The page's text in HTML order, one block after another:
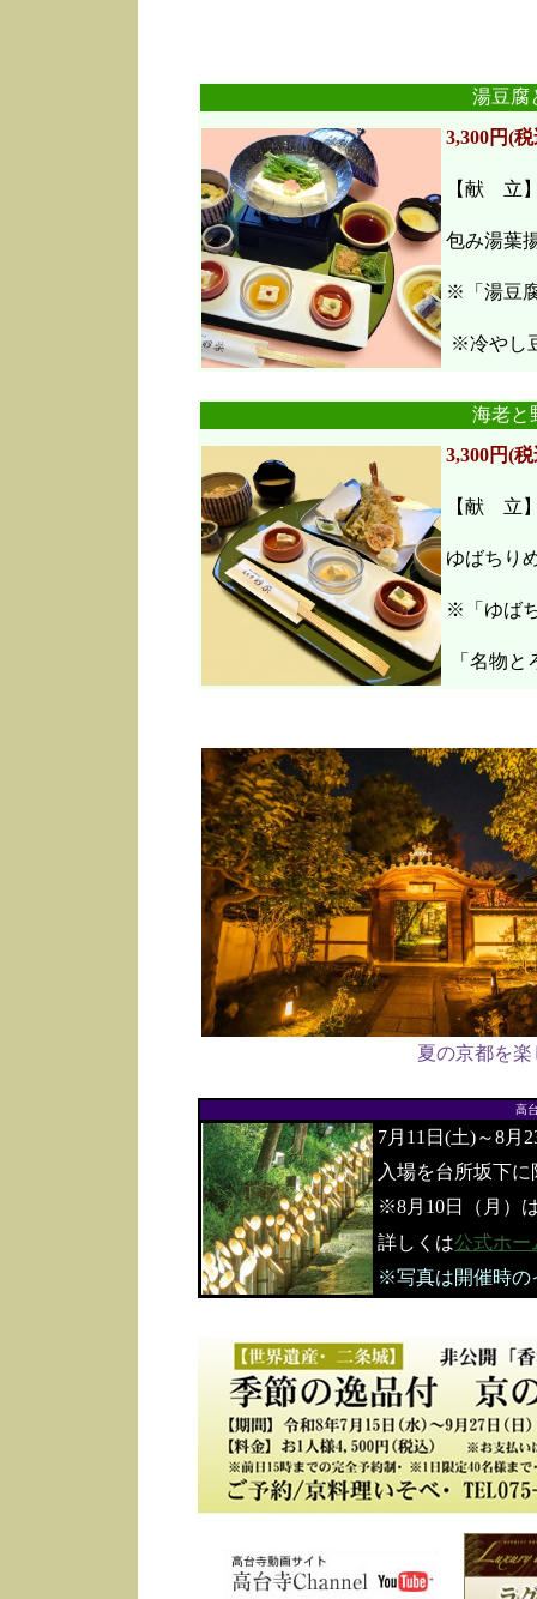
湯豆腐
3,300円(
【献 立
包み湯葉
※「湯豆
※冷やし
海老
3,300円(
【献 立
ゆばちり
※「ゆば
「名物と
夏の京都を
高
7月11日(土)～8月
入場を台所坂下
※8月10日（月）
詳しくは公式ホー
※写真は開催時の